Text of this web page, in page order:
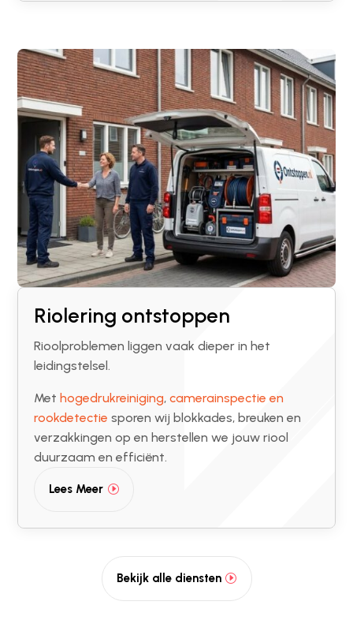
Riolering ontstoppen
Rioolproblemen liggen vaak dieper in het
leidingstelsel.
Met hogedrukreiniging, camerainspectie en
rookdetectie sporen wij blokkades, breuken en
verzakkingen op en herstellen we jouw riool
duurzaam en efficiënt.
Lees Meer
Bekijk alle diensten